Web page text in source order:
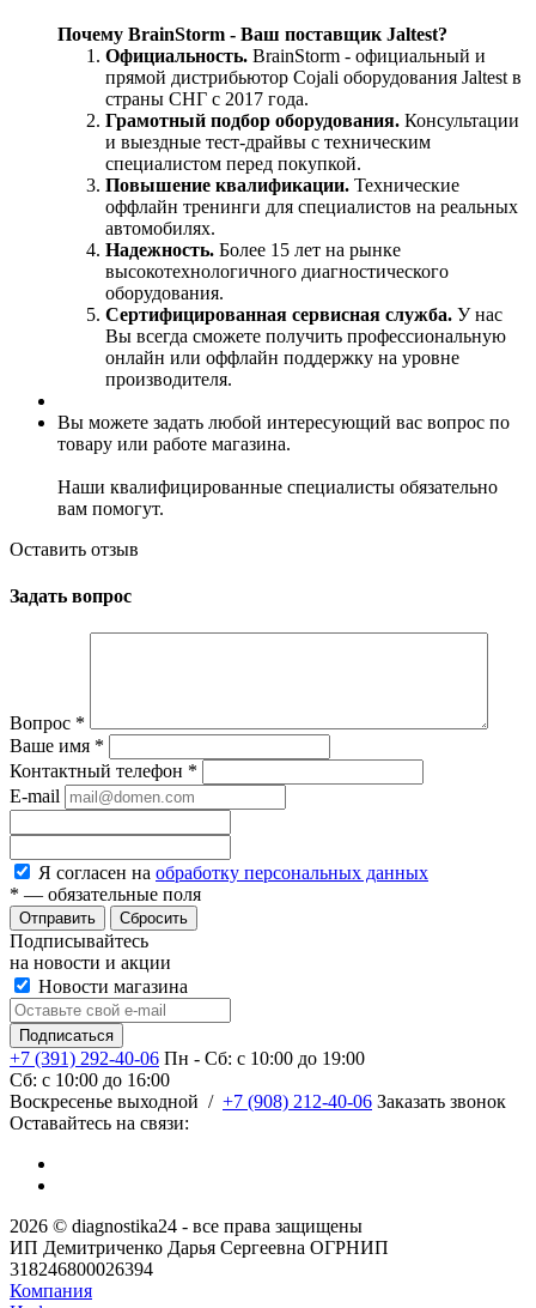
Почему BrainStorm - Ваш поставщик Jaltest?
Официальность. BrainStorm - официальный и
прямой дистрибьютор Cojali оборудования Jaltest в
страны СНГ c 2017 года.
Грамотный подбор оборудования. Консультации
и выездные тест-драйвы с техническим
специалистом перед покупкой.
Повышение квалификации. Технические
оффлайн тренинги для специалистов на реальных
автомобилях.
Надежность. Более 15 лет на рынке
высокотехнологичного диагностического
оборудования.
Сертифицированная сервисная служба. У нас
Вы всегда сможете получить профессиональную
онлайн или оффлайн поддержку на уровне
производителя.
Вы можете задать любой интересующий вас вопрос по
товару или работе магазина.
Наши квалифицированные специалисты обязательно
вам помогут.
Оставить отзыв
Задать вопрос
Вопрос *
Ваше имя *
Контактный телефон *
E-mail
Я согласен на обработку персональных данных
* — обязательные поля
Сбросить
Подписывайтесь
на новости и акции
Новости магазина
+7 (391) 292-40-06 Пн - Сб: c 10:00 до 19:00
Сб: c 10:00 до 16:00
​Воскресенье выходной / +7 (908) 212-40-06 Заказать звонок
Оставайтесь на связи:
2026 © diagnostika24 - все права защищены
ИП Демитриченко Дарья Сергеевна ОГРНИП
318246800026394
Компания